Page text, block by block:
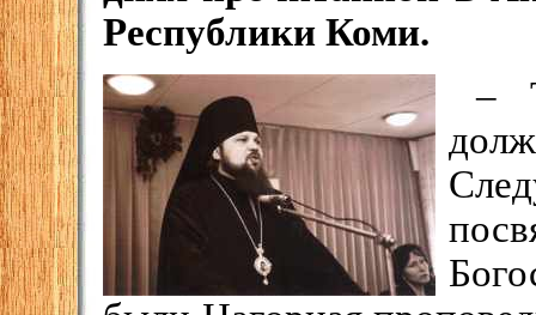
Республики Коми.
–